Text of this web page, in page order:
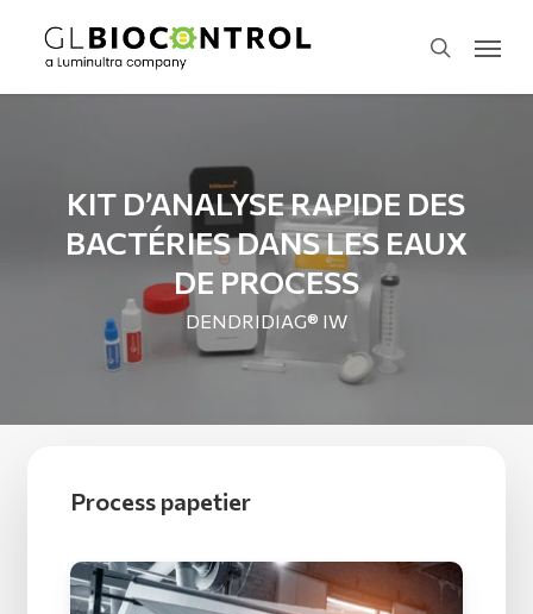
search
Menu
KIT D’ANALYSE RAPIDE DES
BACTÉRIES DANS LES EAUX
DE PROCESS
DENDRIDIAG® IW
Process papetier